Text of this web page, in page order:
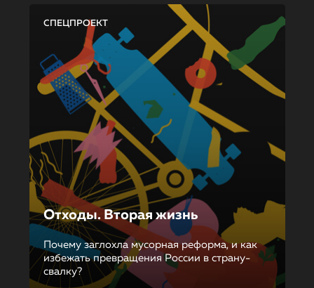
СПЕЦПРОЕКТ
Отходы. Вторая жизнь
Почему заглохла мусорная реформа, и как
избежать превращения России в страну-
свалку?